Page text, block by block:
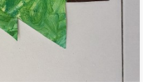
LÉTO, PODZIM,ZIMA